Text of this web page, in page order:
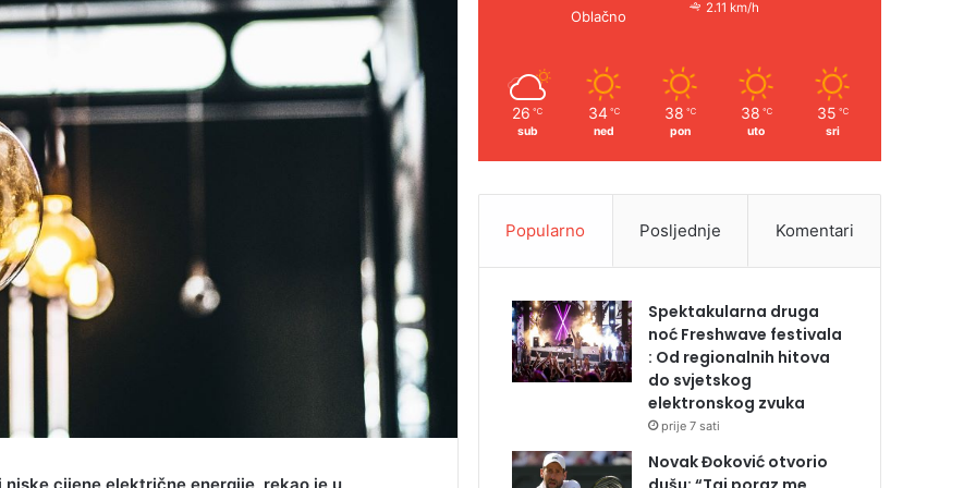
cijene električne energije, rekao je u
Oblačno
2.11 km/h
26 ℃
sub
34 ℃
ned
38 ℃
pon
38 ℃
uto
35 ℃
sri
Popularno Posljednje Komentari
Spektakularna druga
noć Freshwave festivala
: Od regionalnih hitova
do svjetskog
elektronskog zvuka
prije 7 sati
Novak Đoković otvorio